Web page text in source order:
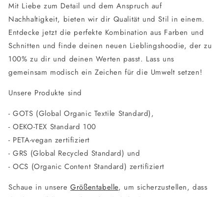
Mit Liebe zum Detail und dem Anspruch auf
Nachhaltigkeit, bieten wir dir Qualität und Stil in einem.
Entdecke jetzt die perfekte Kombination aus Farben und
Schnitten und finde deinen neuen Lieblingshoodie, der zu
100% zu dir und deinen Werten passt. Lass uns
gemeinsam modisch ein Zeichen für die Umwelt setzen!
Unsere Produkte sind
- GOTS (Global Organic Textile Standard),
- OEKO-TEX Standard 100
- PETA-vegan zertifiziert
- GRS (Global Recycled Standard) und
- OCS (Organic Content Standard) zertifiziert
Schaue in unsere Größentabelle, um sicherzustellen, dass